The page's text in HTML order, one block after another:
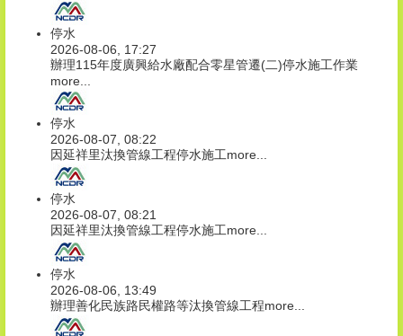
停水
2026-08-06, 17:27
辦理115年度廣興給水廠配合零星管遷(二)停水施工作業
more...
停水
2026-08-07, 08:22
因延祥里汰換管線工程停水施工more...
停水
2026-08-07, 08:21
因延祥里汰換管線工程停水施工more...
停水
2026-08-06, 13:49
辦理善化民族路民權路等汰換管線工程more...